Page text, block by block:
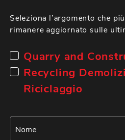
Seleziona l’argomento che
rimanere aggiornato sulle
Quarry and
Recycling
Riciclaggio